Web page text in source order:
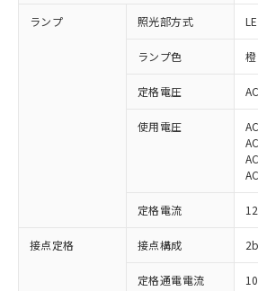
ランプ 照光部方式
ランプ色 橙
定格電圧
使用電圧
定格電流
接点定格 接点構成 2b
定格通電電流
対応済み：EU RoHS指令
非含有に対応した製品が提供可
対応予定：EU RoHS指令（10
有に対応した製品に切り替え